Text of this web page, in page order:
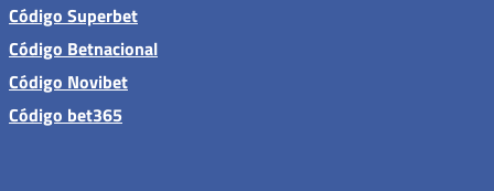
Código Superbet
Código Betnacional
Código Novibet
Código bet365